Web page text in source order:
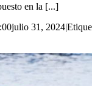
en la [...]
julio 31, 2024|